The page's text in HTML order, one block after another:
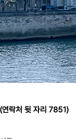
락처 뒷 자리 7851)